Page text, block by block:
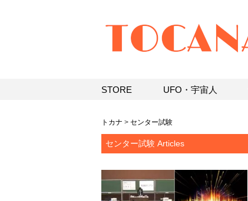
トカナ > センター試験
センター試験 Articles
STORE UFO・宇宙人